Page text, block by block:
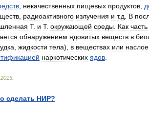
некачественных пищевых продуктов
радиоактивного излучения и т.д В
Т. и Т. окружающей среды Как часть
обнаружением ядовитых веществ в
жидкости тела), в веществах или
наркотических ядов
2015
сделать НИР?